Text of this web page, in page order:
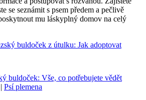
se seznámit s psem předem a pečlivě
mu láskyplný domov na celý
buldoček z útulku: Jak adoptovat
| Psí plemena